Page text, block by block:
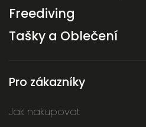
Freediving
Tašky a Oblečení
Pro zákazníky
Jak nakupovat